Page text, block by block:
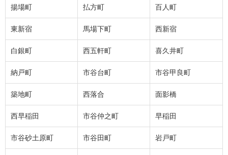
揚場町 払方町 百人町
東新宿 馬場下町 西新宿
白銀町 西五軒町 喜久井町
納戸町 市谷台町 市谷甲良町
築地町 西落合 面影橋
西早稲田 市谷仲之町 早稲田
市谷砂土原町 市谷田町 岩戸町